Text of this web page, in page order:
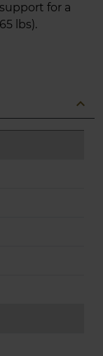
for a
lbs).
expand_less